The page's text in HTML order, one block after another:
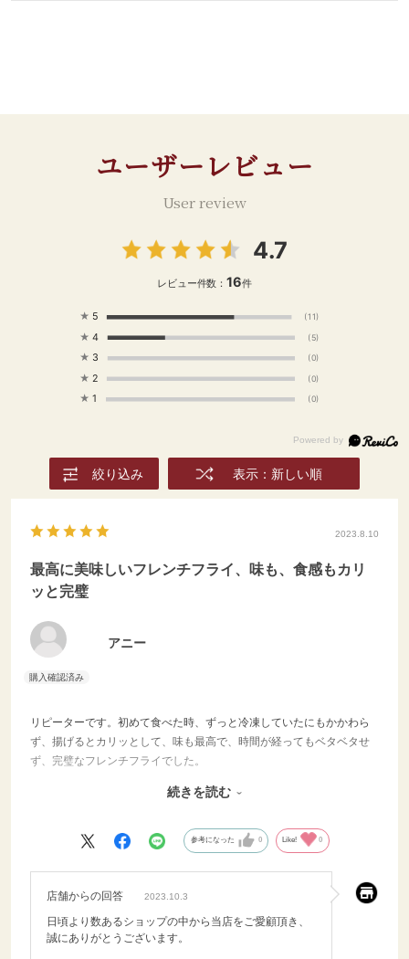
カフェ#おうち時間 #冷凍
ストラン #レシピ#簡単レ
シピ#アレンジ#スワイプし
ト 150g ・パルメザ
黒胡椒 小
さじ1 ・
とつまみ ・揚げ油 【調理
まま175℃の油で3～5分揚
ターの場合は、トーストモ
ボウルに揚げたてのポテ
ト、パルメザンチーズ、黒
胡椒、塩を入れ、全体に絡
ませたら完成。
◇◇◇◇◇◇◇◇◇◇◇
#通販 #輸入食材#食品#グ
ルメ #スワイプレシピ #食
べることが好き#料理好き
な人つながりたい
食品#お昼ごはん#おうちレ
ユーザーレビュー
User review
4.7
レビュー件数： 16件
★ 5 (11)
★ 4 (5)
★ 3 (0)
★ 2 (0)
★ 1 (0)
絞り込み 表示：新しい順
2023.8.10
最高に美味しいフレンチフライ、味も、食感もカリ
ッと完璧
アニー
リピーターです。初めて食べた時、ずっと冷凍していたにもかかわら
ず、揚げるとカリッとして、味も最高で、時間が経ってもベタベタせ
ず、完璧なフレンチフライでした。
ど、これが最高で、これがあれば、子供達にも大人気です。やっと巡
続きを読む
参考になった 0 Like! 0
店舗からの回答 2023.10.3
日頃より数あるショップの中から当店をご愛顧頂き、
誠にありがとうございます。